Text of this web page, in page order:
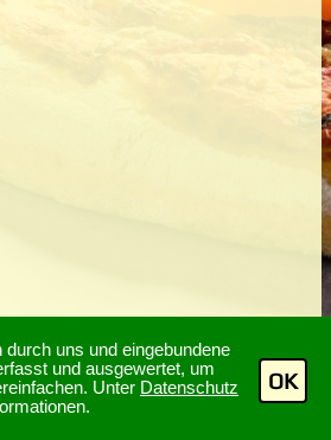
durch uns und eingebundene
und ausgewertet, um
Unter Datenschutz
OK